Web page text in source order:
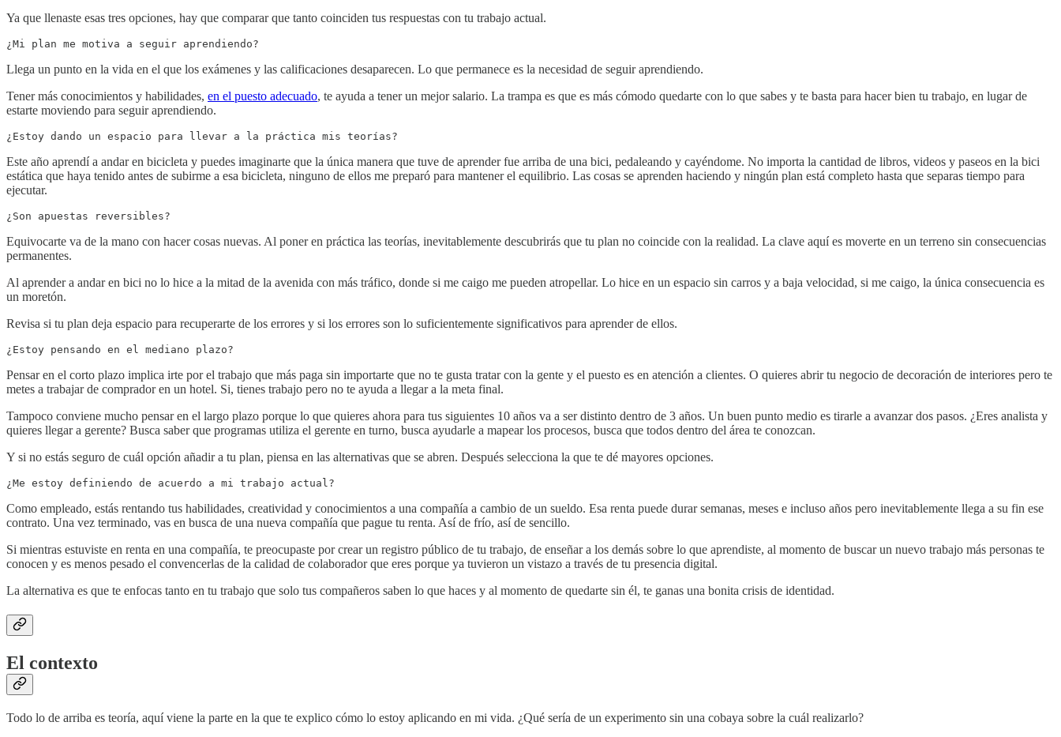
Ya que llenaste esas tres opciones, hay que comparar que tanto coinciden tus respuestas con tu trabajo actual.
¿Mi plan me motiva a seguir aprendiendo?
Llega un punto en la vida en el que los exámenes y las calificaciones desaparecen. Lo que permanece es la necesidad de seguir aprendiendo.
Tener más conocimientos y habilidades, en el puesto adecuado, te ayuda a tener un mejor salario. La trampa es que es más cómodo quedarte con lo que sabes y te basta para hacer bien tu trabajo, en lugar de
estarte moviendo para seguir aprendiendo.
¿Estoy dando un espacio para llevar a la práctica mis teorías?
Este año aprendí a andar en bicicleta y puedes imaginarte que la única manera que tuve de aprender fue arriba de una bici, pedaleando y cayéndome. No importa la cantidad de libros, videos y paseos en la bici
estática que haya tenido antes de subirme a esa bicicleta, ninguno de ellos me preparó para mantener el equilibrio. Las cosas se aprenden haciendo y ningún plan está completo hasta que separas tiempo para
ejecutar.
¿Son apuestas reversibles?
Equivocarte va de la mano con hacer cosas nuevas. Al poner en práctica las teorías, inevitablemente descubrirás que tu plan no coincide con la realidad. La clave aquí es moverte en un terreno sin consecuencias
permanentes.
Al aprender a andar en bici no lo hice a la mitad de la avenida con más tráfico, donde si me caigo me pueden atropellar. Lo hice en un espacio sin carros y a baja velocidad, si me caigo, la única consecuencia es
un moretón.
Revisa si tu plan deja espacio para recuperarte de los errores y si los errores son lo suficientemente significativos para aprender de ellos.
¿Estoy pensando en el mediano plazo?
Pensar en el corto plazo implica irte por el trabajo que más paga sin importarte que no te gusta tratar con la gente y el puesto es en atención a clientes. O quieres abrir tu negocio de decoración de interiores pero te
metes a trabajar de comprador en un hotel. Si, tienes trabajo pero no te ayuda a llegar a la meta final.
Tampoco conviene mucho pensar en el largo plazo porque lo que quieres ahora para tus siguientes 10 años va a ser distinto dentro de 3 años. Un buen punto medio es tirarle a avanzar dos pasos. ¿Eres analista y
quieres llegar a gerente? Busca saber que programas utiliza el gerente en turno, busca ayudarle a mapear los procesos, busca que todos dentro del área te conozcan.
Y si no estás seguro de cuál opción añadir a tu plan, piensa en las alternativas que se abren. Después selecciona la que te dé mayores opciones.
¿Me estoy definiendo de acuerdo a mi trabajo actual?
Como empleado, estás rentando tus habilidades, creatividad y conocimientos a una compañía a cambio de un sueldo. Esa renta puede durar semanas, meses e incluso años pero inevitablemente llega a su fin ese
contrato. Una vez terminado, vas en busca de una nueva compañía que pague tu renta. Así de frío, así de sencillo.
Si mientras estuviste en renta en una compañía, te preocupaste por crear un registro público de tu trabajo, de enseñar a los demás sobre lo que aprendiste, al momento de buscar un nuevo trabajo más personas te
conocen y es menos pesado el convencerlas de la calidad de colaborador que eres porque ya tuvieron un vistazo a través de tu presencia digital.
La alternativa es que te enfocas tanto en tu trabajo que solo tus compañeros saben lo que haces y al momento de quedarte sin él, te ganas una bonita crisis de identidad.
El contexto
Todo lo de arriba es teoría, aquí viene la parte en la que te explico cómo lo estoy aplicando en mi vida. ¿Qué sería de un experimento sin una cobaya sobre la cuál realizarlo?